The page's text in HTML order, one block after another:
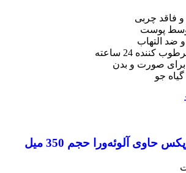
و فاقد چربی
پوست
ضد التهاب
کننده 24 ساعته
برای صورت و بدن
جو
آلوئه‌ورا حجم 350 میل